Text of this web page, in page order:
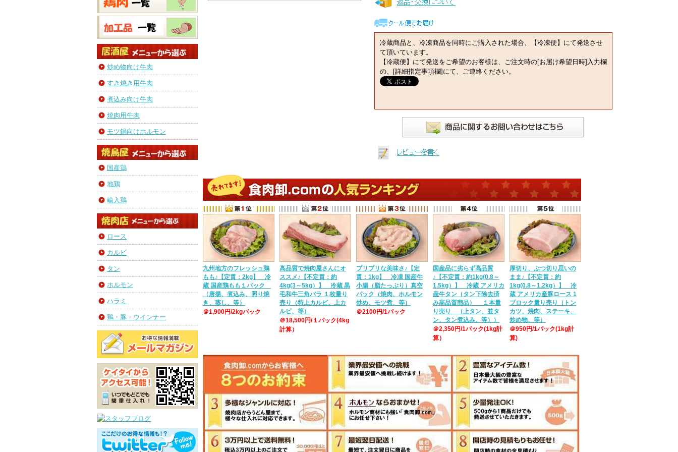
炒め物向け牛肉
すき焼き用牛肉
煮込み向け牛肉
焼肉用牛肉
モツ鍋向けホルモン
国産鶏
地鶏
輸入鶏
ロース
カルビ
タン
ホルモン
ハラミ
鶏・豚・ウインナー
冷蔵商品と、冷凍商品を同時にご購入された場合、【冷凍便】にて発送させ
て頂いています。
【冷蔵便】にて発送をご希望のお客様は、ご注文時の[お届け希望日時]入力欄
の、[詳細指定事項欄]にて、ご連絡ください。
九州地方のフレッシュ鶏
もも♪【定貫：2kg】 冷
蔵 国産鶏もも１パック
（唐揚、煮込み、照り焼
き、蒸し、等）
＠1,900円/2kgパック
高品質で焼肉屋さんにオ
ススメ♪【不定貫：約
4kg(3～5kg）】 冷蔵 黒
毛和牛三角バラ １枚量り
売り（特上カルビ、上カ
ルビ、等）
＠18,500円/１パック(4kg
計算）
プリプリな美味さ♪【定
貫：1kg】 冷凍 国産牛
小腸（脂たっぷり）真空
パック（焼肉、ホルモン
炒め、モツ煮、等）
＠2100円/1パック
国産品に劣らず高品質
♪【不定貫：約1kg(0.8～
1.5kg）】 冷蔵 アメリカ
産牛タン（タン下除去済
み高品質商品） １本量
り売り （上タン、並タ
ン、タン煮込み、等））
＠2,350円/1パック(1kg計
算）
厚切り、ぶつ切り思いの
まま♪【不定貫：約
1kg(0.8～1.2kg）】 冷
蔵 アメリカ産豚ロース 1
ブロック量り売り（トン
カツ、焼肉、ステーキ、
炒め物、等）
＠950円/1パック(1kg計
算)